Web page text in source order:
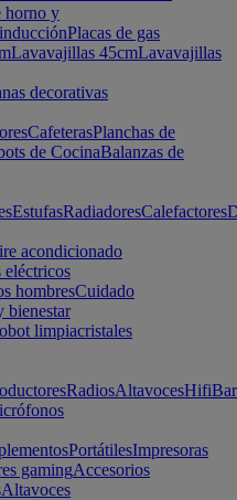
horno y
Placas de gas
Lavavajillas 45cmLavavajillas
decorativas
CafeterasPlanchas de
de CocinaBalanzas de
EstufasRadiadoresCalefactores
acondicionado
eléctricos
hombresCuidado
bienestar
limpiacristales
RadiosAltavocesHifi
PortátilesImpresoras
gamingAccesorios
Altavoces